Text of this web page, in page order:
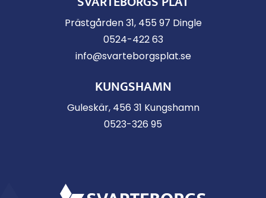
Prästgården 31, 455 97 Dingle
0524-422 63
info@svarteborgsplat.se
KUNGSHAMN
Guleskär, 456 31 Kungshamn
0523-326 95